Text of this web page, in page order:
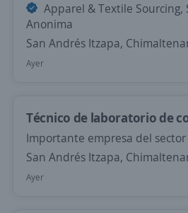
Apparel & Textile Sourcing,
Anonima
San Andrés Itzapa,
Ayer
Técnico de laboratorio de
Importante empresa del sector
San Andrés Itzapa,
Ayer